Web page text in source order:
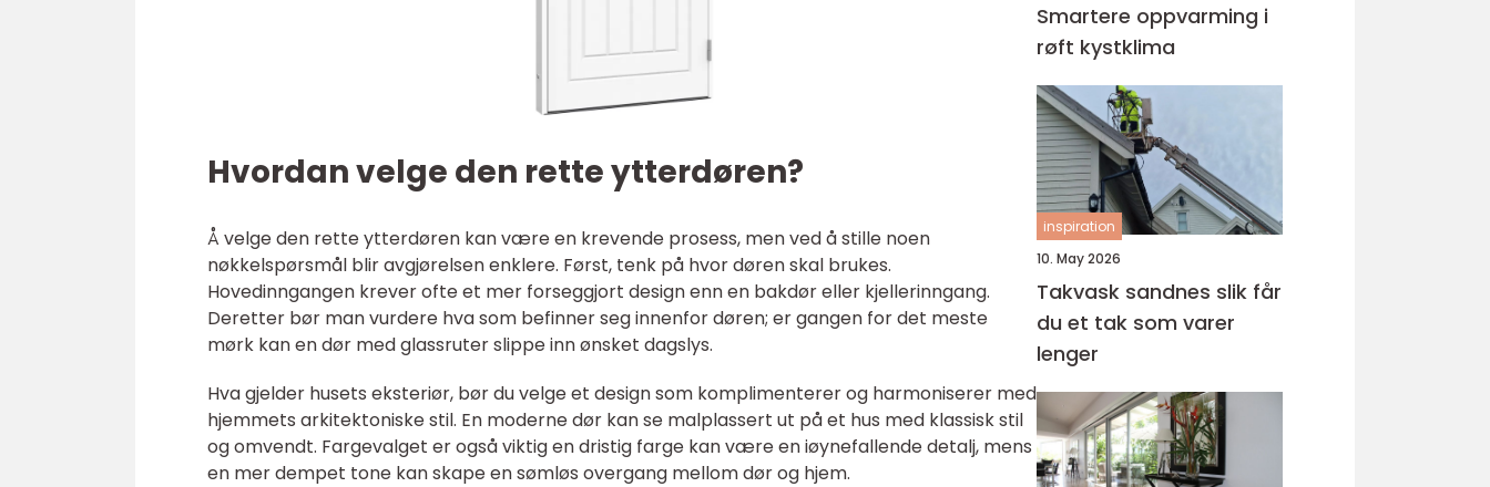
Hvordan velge den rette ytterdøren?
Å velge den rette ytterdøren kan være en krevende prosess, men ved å stille noen
nøkkelspørsmål blir avgjørelsen enklere. Først, tenk på hvor døren skal brukes.
Hovedinngangen krever ofte et mer forseggjort design enn en bakdør eller kjellerinngang.
Deretter bør man vurdere hva som befinner seg innenfor døren; er gangen for det meste
mørk kan en dør med glassruter slippe inn ønsket dagslys.
Hva gjelder husets eksteriør, bør du velge et design som komplimenterer og harmoniserer med
hjemmets arkitektoniske stil. En moderne dør kan se malplassert ut på et hus med klassisk stil
og omvendt. Fargevalget er også viktig en dristig farge kan være en iøynefallende detalj, mens
en mer dempet tone kan skape en sømløs overgang mellom dør og hjem.
Smartere oppvarming i
røft kystklima
inspiration
10. May 2026
Takvask sandnes slik får
du et tak som varer
lenger